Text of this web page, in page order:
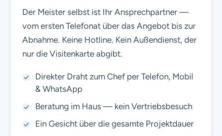
Der Meister selbst ist Ihr Ansprechpartner —
vom ersten Telefonat über das Angebot bis zur
Abnahme. Keine Hotline. Kein Außendienst, der
nur die Visitenkarte abgibt.
Direkter Draht zum Chef per Telefon, Mobil
& WhatsApp
Beratung im Haus — kein Vertriebsbesuch
Ein Gesicht über die gesamte Projektdauer